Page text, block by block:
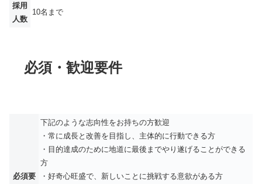
採用
人数
10名まで
必須・歓迎要件
必須要
下記のような志向性をお持ちの方歓迎
・常に成長と改善を目指し、主体的に行動できる方
・目的達成のために地道に最後までやり遂げることができる
方
・好奇心旺盛で、新しいことに挑戦する意欲がある方